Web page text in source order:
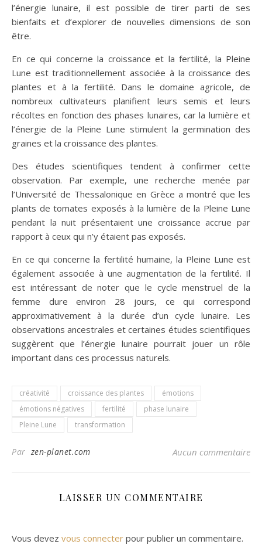
l’énergie lunaire, il est possible de tirer parti de ses
bienfaits et d’explorer de nouvelles dimensions de son
être.
En ce qui concerne la croissance et la fertilité, la Pleine
Lune est traditionnellement associée à la croissance des
plantes et à la fertilité. Dans le domaine agricole, de
nombreux cultivateurs planifient leurs semis et leurs
récoltes en fonction des phases lunaires, car la lumière et
l’énergie de la Pleine Lune stimulent la germination des
graines et la croissance des plantes.
Des études scientifiques tendent à confirmer cette
observation. Par exemple, une recherche menée par
l’Université de Thessalonique en Grèce a montré que les
plants de tomates exposés à la lumière de la Pleine Lune
pendant la nuit présentaient une croissance accrue par
rapport à ceux qui n’y étaient pas exposés.
En ce qui concerne la fertilité humaine, la Pleine Lune est
également associée à une augmentation de la fertilité. Il
est intéressant de noter que le cycle menstruel de la
femme dure environ 28 jours, ce qui correspond
approximativement à la durée d’un cycle lunaire. Les
observations ancestrales et certaines études scientifiques
suggèrent que l’énergie lunaire pourrait jouer un rôle
important dans ces processus naturels.
créativité croissance des plantes
émotions
émotions négatives
fertilité
phase lunaire
Pleine Lune
transformation
Par zen-planet.com Aucun commentaire
LAISSER UN COMMENTAIRE
Vous devez vous connecter pour publier un commentaire.